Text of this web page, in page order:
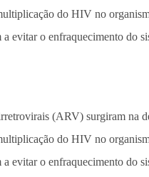
(ARV) surgiram na
do HIV no
evitar o enfraquecimento do